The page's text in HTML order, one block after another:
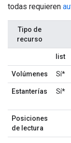
todas requieren
Tipo de
recurso
list
Volúmenes Sí*
Estanterías Sí*
Posiciones
de lectura